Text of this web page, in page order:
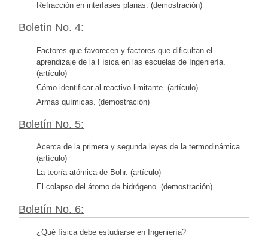
Refracción en interfases planas. (demostración)
Boletín No. 4:
Factores que favorecen y factores que dificultan el
aprendizaje de la Física en las escuelas de Ingeniería.
(artículo)
Cómo identificar al reactivo limitante. (artículo)
Armas químicas. (demostración)
Boletín No. 5:
Acerca de la primera y segunda leyes de la termodinámica.
(artículo)
La teoría atómica de Bohr. (artículo)
El colapso del átomo de hidrógeno. (demostración)
Boletín No. 6:
¿Qué física debe estudiarse en Ingeniería?